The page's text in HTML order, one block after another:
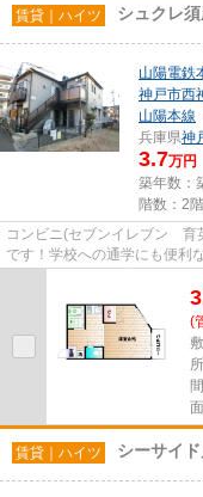
賃貸｜ハイツ シュクレ
山陽電鉄
神戸市西
山陽本線
兵庫県神
3.7万円
築年数：
階数：2
コンビニ(セブンイレブン 育
です！学校への通学にも便利
(
賃貸｜ハイツ シーサイ